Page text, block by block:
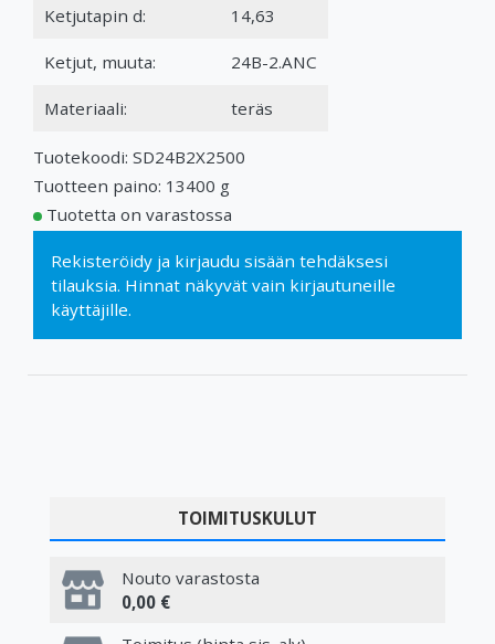
Ketjutapin d: 14,63
Ketjut, muuta: 24B-2.ANC
Materiaali: teräs
Tuotekoodi: SD24B2X2500
Tuotteen paino: 13400 g
Tuotetta on varastossa
Rekisteröidy ja kirjaudu sisään tehdäksesi
tilauksia. Hinnat näkyvät vain kirjautuneille
käyttäjille.
TOIMITUSKULUT
Nouto varastosta
0,00 €